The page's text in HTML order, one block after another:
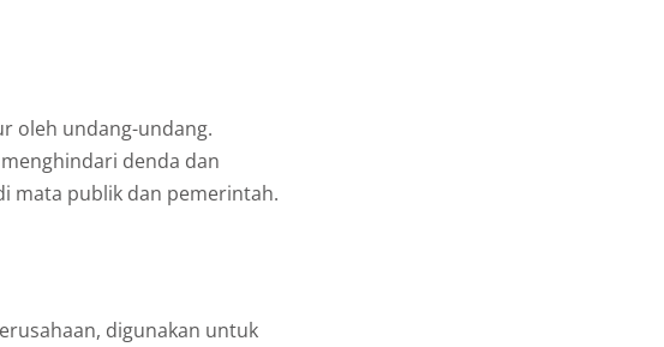
oleh undang-undang.
denda dan
mata publik dan pemerintah.
digunakan untuk